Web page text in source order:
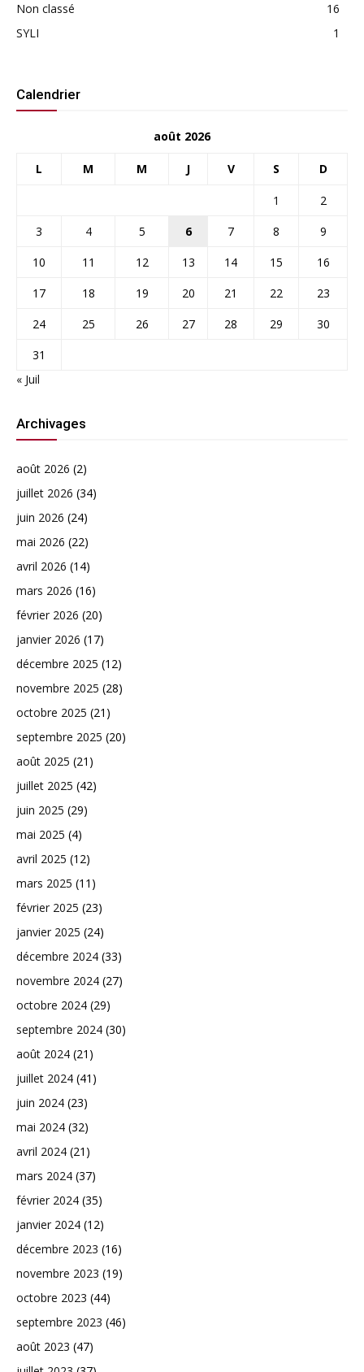
Non classé
16
SYLI
1
Calendrier
août 2026
L M M J V S D
1
2
3
4 5 6 7 8
9
10
11 12 13 14 15
16
17
18 19 20 21 22
23
24
25 26 27 28 29
30
31
« Juil
Archivages
août 2026 (2)
juillet 2026 (34)
juin 2026 (24)
mai 2026 (22)
avril 2026 (14)
mars 2026 (16)
février 2026 (20)
janvier 2026 (17)
décembre 2025 (12)
novembre 2025 (28)
octobre 2025 (21)
septembre 2025 (20)
août 2025 (21)
juillet 2025 (42)
juin 2025 (29)
mai 2025 (4)
avril 2025 (12)
mars 2025 (11)
février 2025 (23)
janvier 2025 (24)
décembre 2024 (33)
novembre 2024 (27)
octobre 2024 (29)
septembre 2024 (30)
août 2024 (21)
juillet 2024 (41)
juin 2024 (23)
mai 2024 (32)
avril 2024 (21)
mars 2024 (37)
février 2024 (35)
janvier 2024 (12)
décembre 2023 (16)
novembre 2023 (19)
octobre 2023 (44)
septembre 2023 (46)
août 2023 (47)